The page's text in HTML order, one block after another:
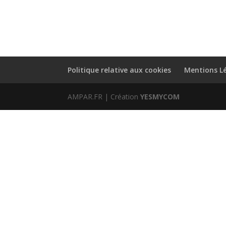
Politique relative aux cookies Mentions
AMPAR.FR | CréationYESMYCOM